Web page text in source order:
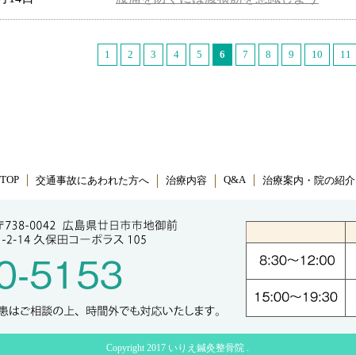
1 2 3 4 5 6 7 8 9 10 11
TOP 交通事故にあわれた方へ 治療内容 Q&A 治療案内・院の紹介
Copyright 2017 いりえ鍼灸整骨院 .